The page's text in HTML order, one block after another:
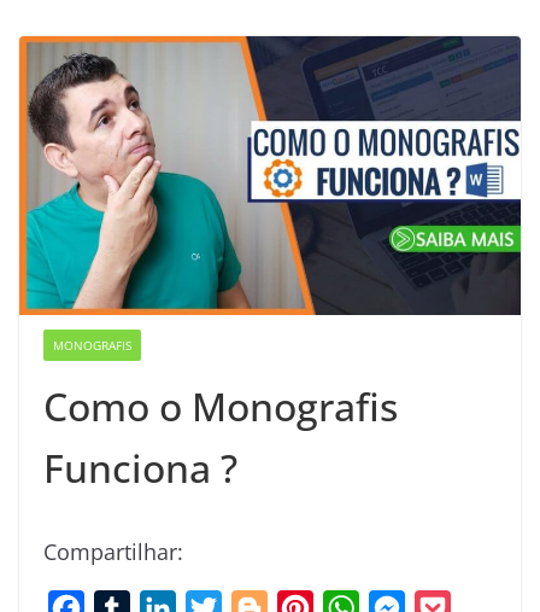
MONOGRAFIS
Como o Monografis
Funciona ?
Compartilhar: